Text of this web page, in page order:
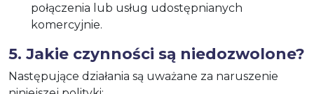
połączenia lub usług udostępnianych
komercyjnie.
5. Jakie czynności są niedozwolone?
Następujące działania są uważane za naruszenie